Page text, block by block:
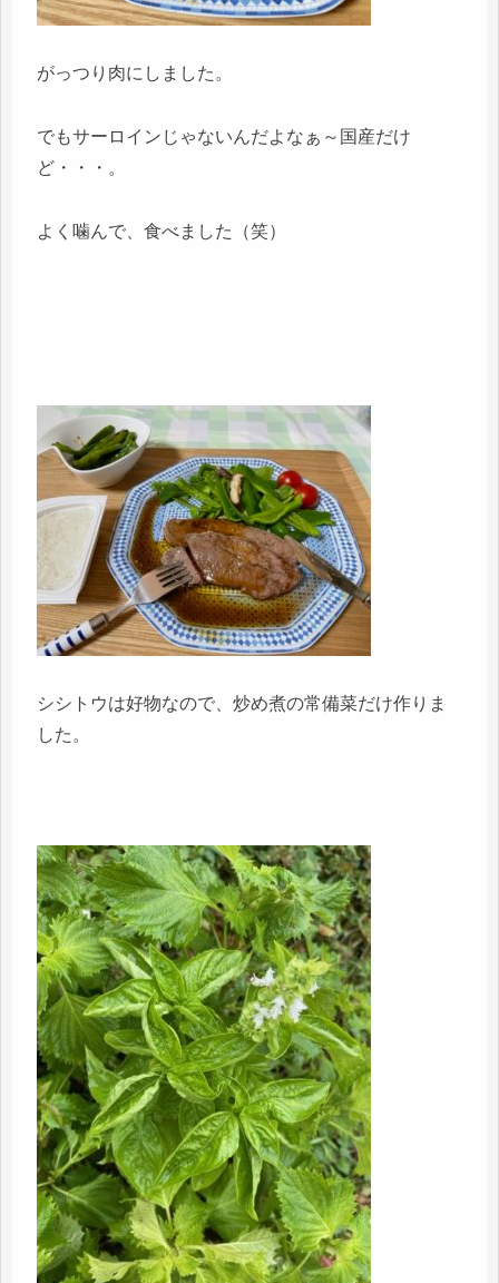
がっつり肉にしました。
でもサーロインじゃないんだよなぁ～国産だけ
ど・・・。
よく噛んで、食べました（笑）
シシトウは好物なので、炒め煮の常備菜だけ作りま
した。